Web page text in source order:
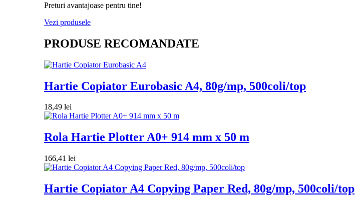
Preturi avantajoase pentru tine!
Vezi produsele
PRODUSE RECOMANDATE
Hartie Copiator Eurobasic A4, 80g/mp, 500coli/top
18,49 lei
Rola Hartie Plotter A0+ 914 mm x 50 m
166,41 lei
Hartie Copiator A4 Copying Paper Red, 80g/mp, 500coli/top